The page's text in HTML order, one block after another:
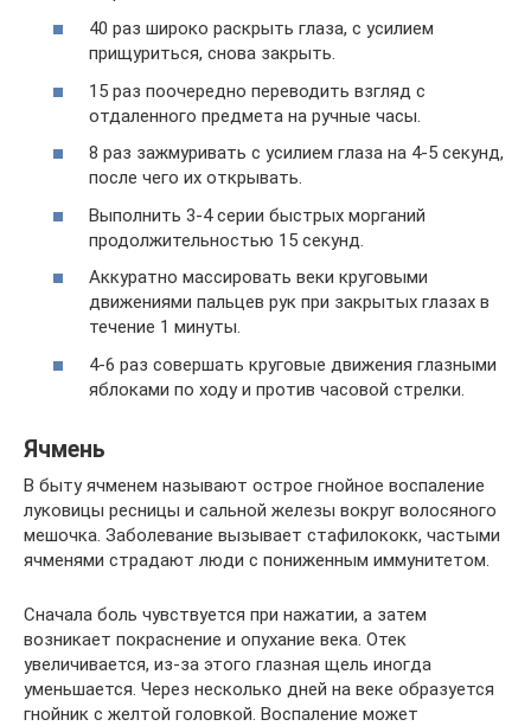
40 раз широко раскрыть глаза, с усилием
прищуриться, снова закрыть.
15 раз поочередно переводить взгляд с
отдаленного предмета на ручные часы.
8 раз зажмуривать с усилием глаза на 4-5 секунд,
после чего их открывать.
Выполнить 3-4 серии быстрых морганий
продолжительностью 15 секунд.
Аккуратно массировать веки круговыми
движениями пальцев рук при закрытых глазах в
течение 1 минуты.
4-6 раз совершать круговые движения глазными
яблоками по ходу и против часовой стрелки.
Ячмень
В быту ячменем называют острое гнойное воспаление
луковицы ресницы и сальной железы вокруг волосяного
мешочка. Заболевание вызывает стафилококк, частыми
ячменями страдают люди с пониженным иммунитетом.
Сначала боль чувствуется при нажатии, а затем
возникает покраснение и опухание века. Отек
увеличивается, из-за этого глазная щель иногда
уменьшается. Через несколько дней на веке образуется
гнойник с желтой головкой. Воспаление может